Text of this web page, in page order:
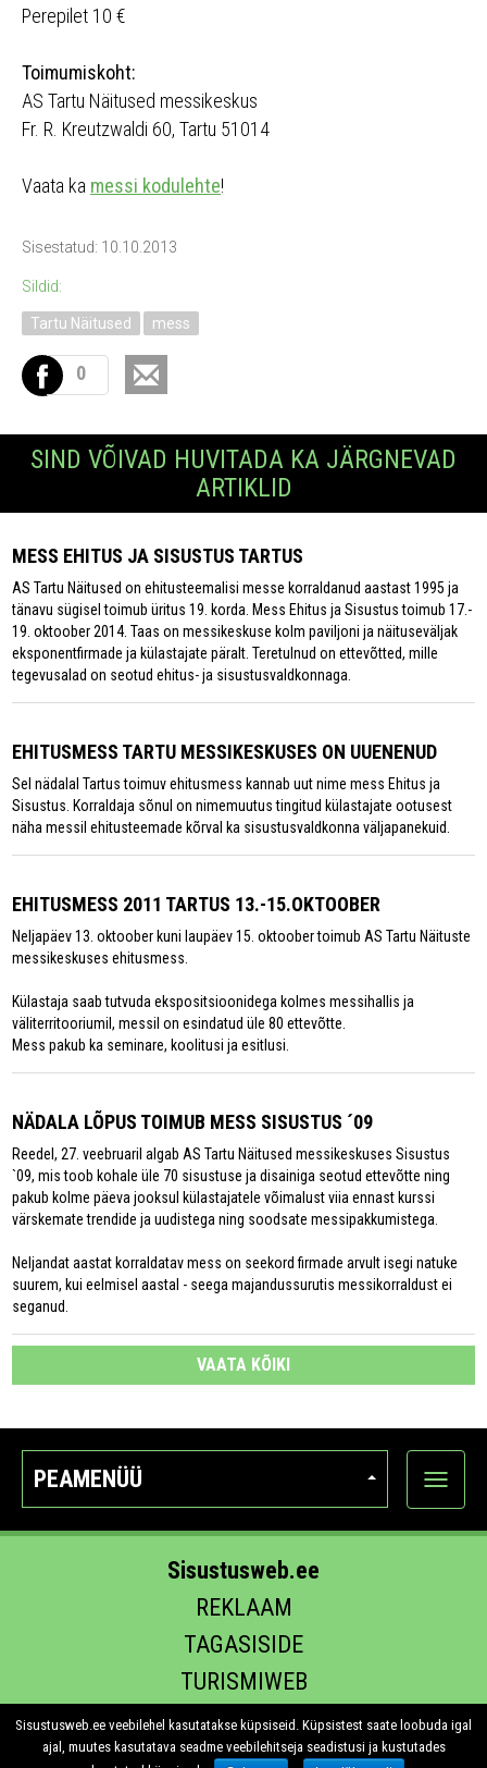
Perepilet 10 €
Toimumiskoht:
AS Tartu Näitused messikeskus
Fr. R. Kreutzwaldi 60, Tartu 51014
Vaata ka messi kodulehte!
Sisestatud: 10.10.2013
Sildid:
Tartu Näitused mess
0
SIND VÕIVAD HUVITADA KA JÄRGNEVAD
ARTIKLID
MESS EHITUS JA SISUSTUS TARTUS
AS Tartu Näitused on ehitusteemalisi messe korraldanud aastast 1995 ja
tänavu sügisel toimub üritus 19. korda. Mess Ehitus ja Sisustus toimub 17.-
19. oktoober 2014. Taas on messikeskuse kolm paviljoni ja näituseväljak
eksponentfirmade ja külastajate päralt. Teretulnud on ettevõtted, mille
tegevusalad on seotud ehitus- ja sisustusvaldkonnaga.
EHITUSMESS TARTU MESSIKESKUSES ON UUENENUD
Sel nädalal Tartus toimuv ehitusmess kannab uut nime mess Ehitus ja
Sisustus. Korraldaja sõnul on nimemuutus tingitud külastajate ootusest
näha messil ehitusteemade kõrval ka sisustusvaldkonna väljapanekuid.
EHITUSMESS 2011 TARTUS 13.-15.OKTOOBER
Neljapäev 13. oktoober kuni laupäev 15. oktoober toimub AS Tartu Näituste
messikeskuses ehitusmess.
Külastaja saab tutvuda ekspositsioonidega kolmes messihallis ja
väliterritooriumil, messil on esindatud üle 80 ettevõtte.
Mess pakub ka seminare, koolitusi ja esitlusi.
NÄDALA LÕPUS TOIMUB MESS SISUSTUS ´09
Reedel, 27. veebruaril algab AS Tartu Näitused messikeskuses Sisustus
`09, mis toob kohale üle 70 sisustuse ja disainiga seotud ettevõtte ning
pakub kolme päeva jooksul külastajatele võimalust viia ennast kurssi
värskemate trendide ja uudistega ning soodsate messipakkumistega.
Neljandat aastat korraldatav mess on seekord firmade arvult isegi natuke
suurem, kui eelmisel aastal - seega majandussurutis messikorraldust ei
seganud.
VAATA KÕIKI
PEAMENÜÜ
Ava
Sisustusweb.ee
REKLAAM
TAGASISIDE
TURISMIWEB
EHITUS.EE
Sisustusweb.ee veebilehel kasutatakse küpsiseid. Küpsistest saate loobuda igal
ajal, muutes kasutatava seadme veebilehitseja seadistusi ja kustutades